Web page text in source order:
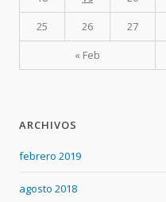
« Feb
25
26 27
ARCHIVOS
febrero 2019
agosto 2018